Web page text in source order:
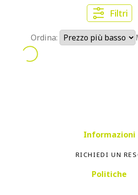
Filtri
Ordina:
Informazioni
RICHIEDI UN
Politiche